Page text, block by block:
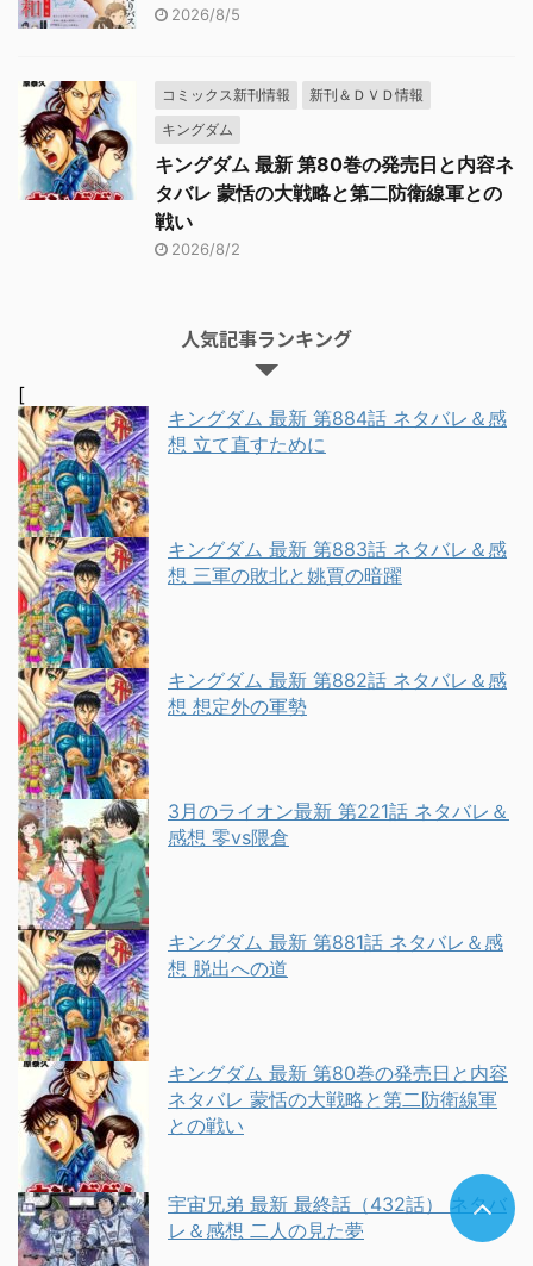
2026/8/5
コミックス新刊情報
新刊＆ＤＶＤ情報
キングダム
キングダム 最新 第80巻の発売日と内容ネ
タバレ 蒙恬の大戦略と第二防衛線軍との
戦い
2026/8/2
人気記事ランキング
[
キングダム 最新 第884話 ネタバレ＆感
想 立て直すために
キングダム 最新 第883話 ネタバレ＆感
想 三軍の敗北と姚賈の暗躍
キングダム 最新 第882話 ネタバレ＆感
想 想定外の軍勢
3月のライオン最新 第221話 ネタバレ＆
感想 零vs隈倉
キングダム 最新 第881話 ネタバレ＆感
想 脱出への道
キングダム 最新 第80巻の発売日と内容
ネタバレ 蒙恬の大戦略と第二防衛線軍
との戦い
宇宙兄弟 最新 最終話（432話） ネタバ
レ＆感想 二人の見た夢